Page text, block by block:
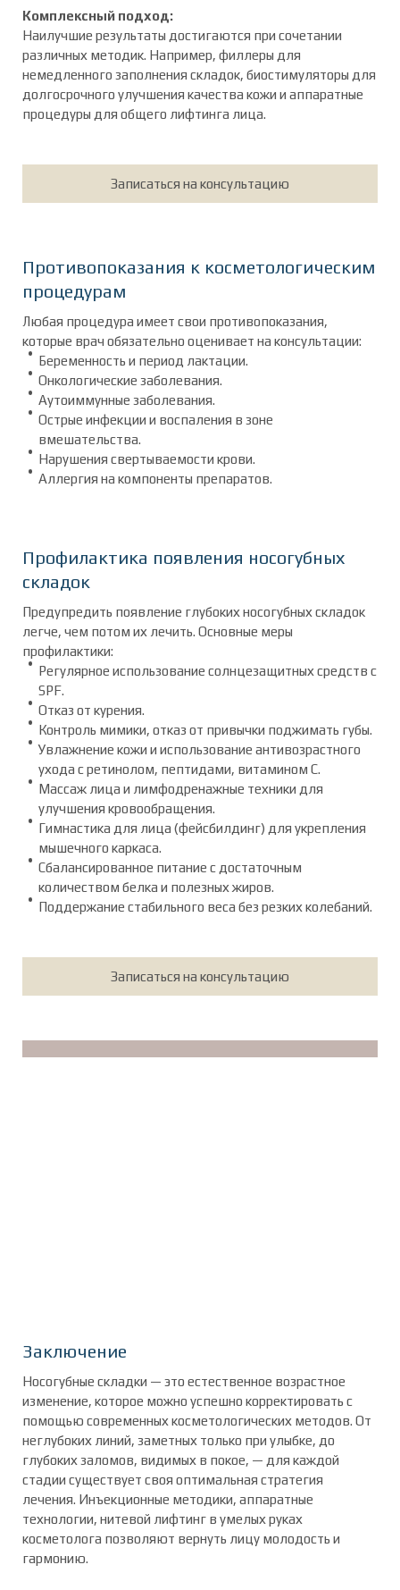
Комплексный подход:
Наилучшие результаты достигаются при сочетании
различных методик. Например, филлеры для
немедленного заполнения складок, биостимуляторы для
долгосрочного улучшения качества кожи и аппаратные
процедуры для общего лифтинга лица.
Записаться на консультацию
Противопоказания к косметологическим
процедурам
Любая процедура имеет свои противопоказания,
которые врач обязательно оценивает на консультации:
Беременность и период лактации.
Онкологические заболевания.
Аутоиммунные заболевания.
Острые инфекции и воспаления в зоне
вмешательства.
Нарушения свертываемости крови.
Аллергия на компоненты препаратов.
Профилактика появления носогубных
складок
Предупредить появление глубоких носогубных складок
легче, чем потом их лечить. Основные меры
профилактики:
Регулярное использование солнцезащитных средств с
SPF.
Отказ от курения.
Контроль мимики, отказ от привычки поджимать губы.
Увлажнение кожи и использование антивозрастного
ухода с ретинолом, пептидами, витамином С.
Массаж лица и лимфодренажные техники для
улучшения кровообращения.
Гимнастика для лица (фейсбилдинг) для укрепления
мышечного каркаса.
Сбалансированное питание с достаточным
количеством белка и полезных жиров.
Поддержание стабильного веса без резких колебаний.
Записаться на консультацию
Заключение
Носогубные складки — это естественное возрастное
изменение, которое можно успешно корректировать с
помощью современных косметологических методов. От
неглубоких линий, заметных только при улыбке, до
глубоких заломов, видимых в покое, — для каждой
стадии существует своя оптимальная стратегия
лечения. Инъекционные методики, аппаратные
технологии, нитевой лифтинг в умелых руках
косметолога позволяют вернуть лицу молодость и
гармонию.